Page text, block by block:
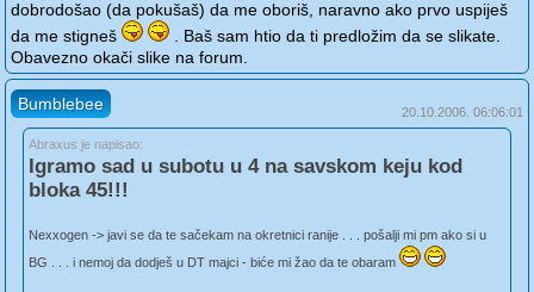
dobrodošao (da pokušaš) da me oboriš, naravno ako prvo uspiješ
da me stigneš
. Baš sam htio da ti predložim da se slikate.
Obavezno okači slike na forum.
Bumblebee 20.10.2006. 06:06:01
Abraxus je napisao:
Igramo sad u subotu u 4 na savskom keju kod
bloka 45!!!
Nexxogen -> javi se da te sačekam na okretnici ranije . . . pošalji mi pm ako si u
BG . . . i nemoj da dodješ u DT majci - biće mi žao da te obaram